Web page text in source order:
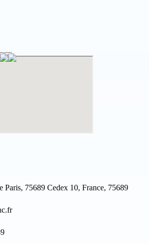
Paris, 75689 Cedex 10, France, 75689